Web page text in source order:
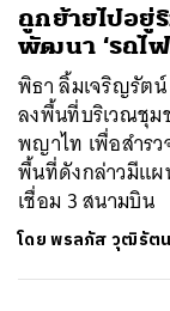
ถูกย้ายไปอยู่
พัฒนา ‘รถไฟ
พิธา ลิ้มเจริญรัต
ลงพื้นที่บริเวณชุ
พญาไท เพื่อสำร
พื้นที่ดังกล่าวมีแผ
เชื่อม 3 สนามบิน
โดยพรลภัส วุฒิรัต